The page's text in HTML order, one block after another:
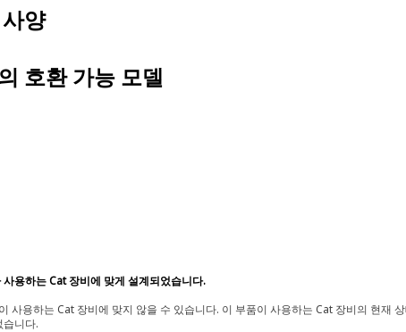
사양
호환 가능 모델
용하는 Cat 장비에 맞게 설계되었습니다.
사용하는 Cat 장비에 맞지 않을 수 있습니다. 이 부품이 사용하는 Cat 장비의 현재
습니다.